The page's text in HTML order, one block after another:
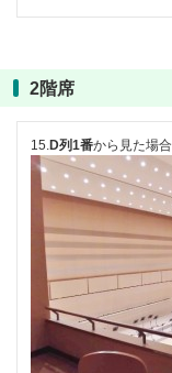
2階席
15.D列1番から見た場合